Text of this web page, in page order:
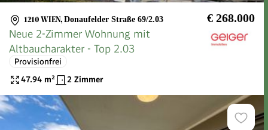
1210 WIEN, Donaufelder Straße 69/2.03 € 268.000
Neue 2-Zimmer Wohnung mit
Altbaucharakter - Top 2.03
Provisionfrei
47.94 m² 2 Zimmer